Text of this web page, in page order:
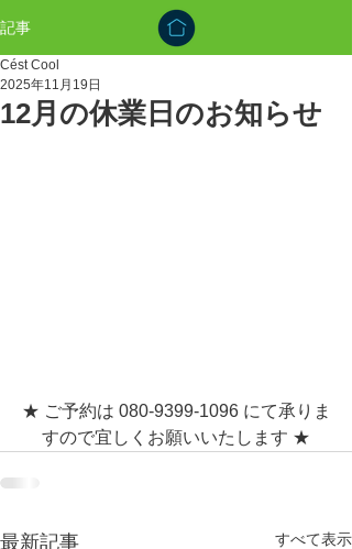
記事
12月の休業日のお知らせ
Cést Cool
2025年11月19日
★ ご予約は 080-9399-1096 にて承りま
すので宜しくお願いいたします ★
最新記事 すべて表示